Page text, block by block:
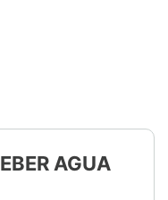
AGUA